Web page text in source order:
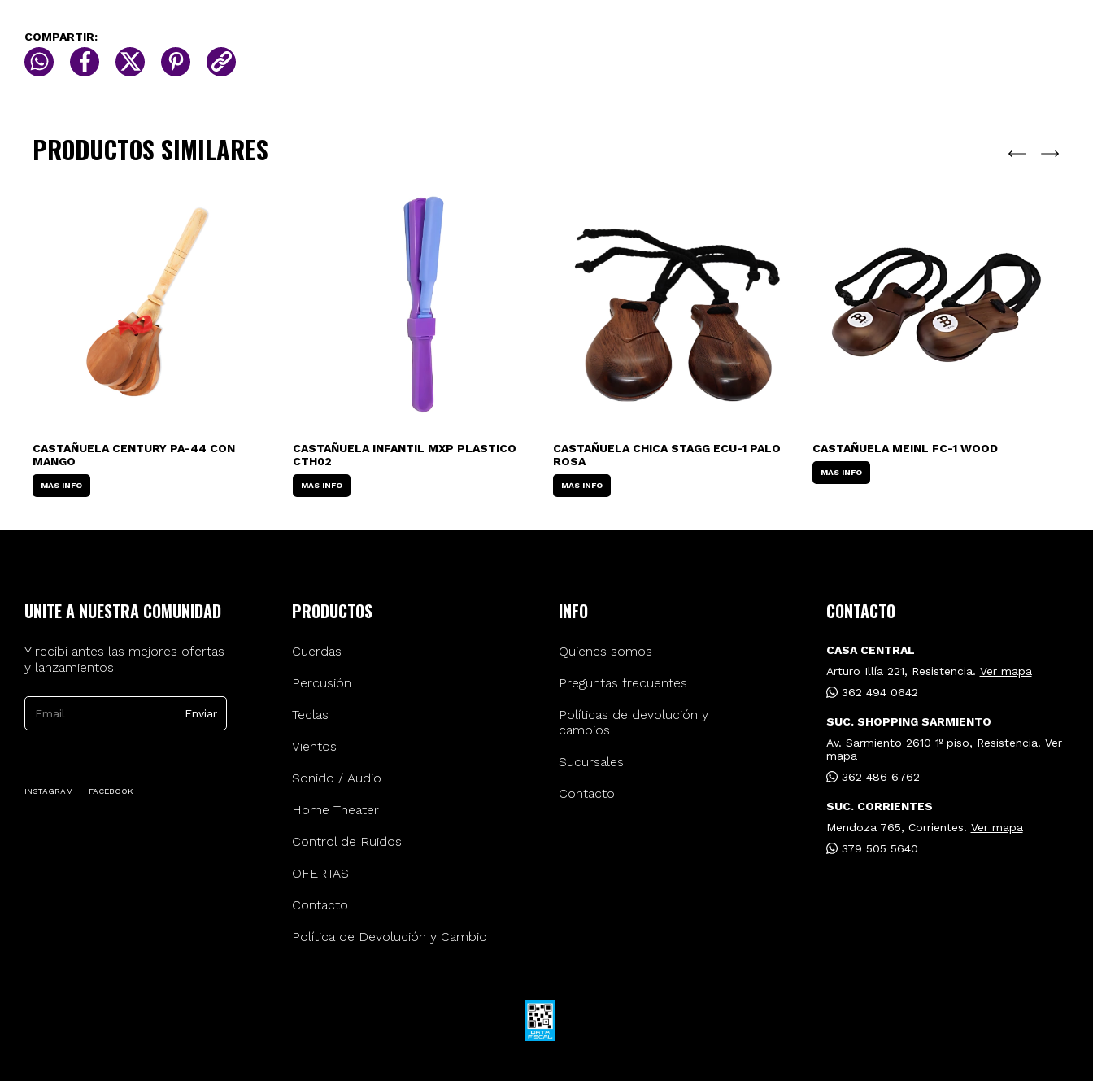
COMPARTIR:
PRODUCTOS SIMILARES
CASTAÑUELA CENTURY PA-44 CON
MANGO
MÁS INFO
CASTAÑUELA INFANTIL MXP PLASTICO
CTH02
MÁS INFO
CASTAÑUELA CHICA STAGG ECU-1 PALO
ROSA
MÁS INFO
CASTAÑUELA MEINL FC-1 WOOD
MÁS INFO
UNITE A NUESTRA COMUNIDAD
Y recibí antes las mejores ofertas
y lanzamientos
INSTAGRAM FACEBOOK
PRODUCTOS
Cuerdas
Percusión
Teclas
Vientos
Sonido / Audio
Home Theater
Control de Ruidos
OFERTAS
Contacto
Política de Devolución y Cambio
INFO
Quienes somos
Preguntas frecuentes
Políticas de devolución y
cambios
Sucursales
Contacto
CONTACTO
CASA CENTRAL
Arturo Illía 221, Resistencia. Ver mapa
362 494 0642
SUC. SHOPPING SARMIENTO
Av. Sarmiento 2610 1º piso, Resistencia. Ver
mapa
362 486 6762
SUC. CORRIENTES
Mendoza 765, Corrientes. Ver mapa
379 505 5640